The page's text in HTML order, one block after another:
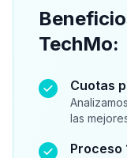
TechMo:
Cuotas
las
Proceso